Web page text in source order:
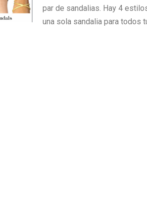
par de sandalias. Hay 4
una sola sandalia para todos